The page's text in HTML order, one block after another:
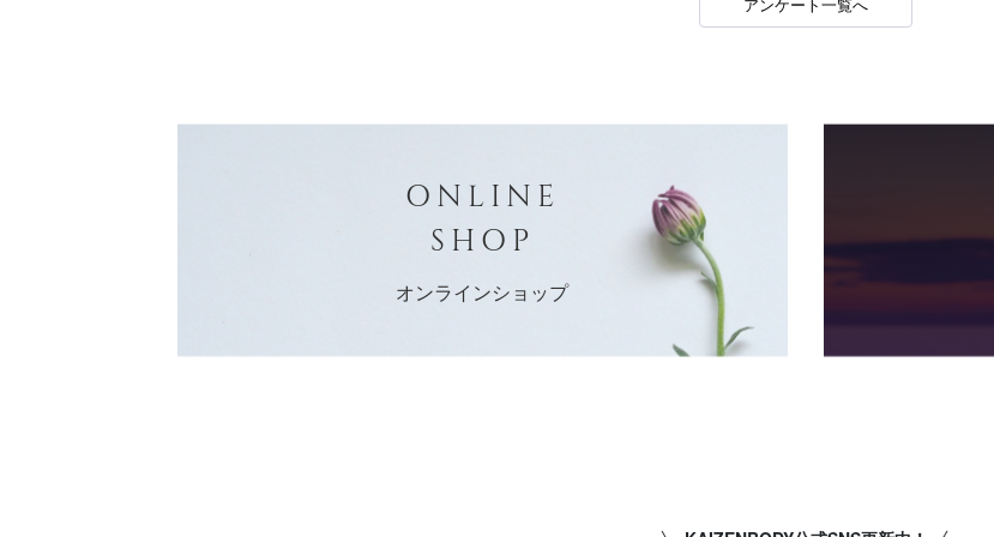
ONLINE
SHOP
オンラインショップ